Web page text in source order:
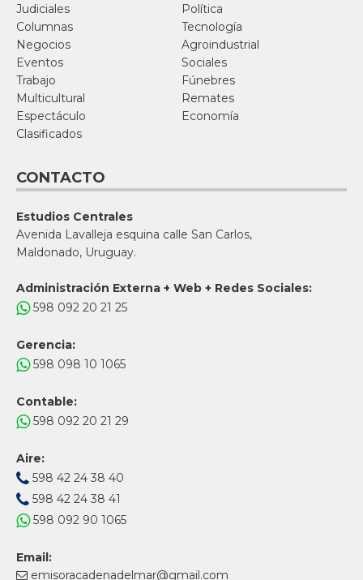
Judiciales
Política
Columnas
Tecnología
Negocios
Agroindustrial
Eventos
Sociales
Trabajo
Fúnebres
Multicultural
Remates
Espectáculo
Economía
Clasificados
CONTACTO
Estudios Centrales
Avenida Lavalleja esquina calle San Carlos,
Maldonado, Uruguay.
Administración Externa + Web + Redes Sociales:
598 092 20 21 25
Gerencia:
598 098 10 1065
Contable:
598 092 20 21 29
Aire:
598 42 24 38 40
598 42 24 38 41
598 092 90 1065
Email:
emisoracadenadelmar@gmail.com